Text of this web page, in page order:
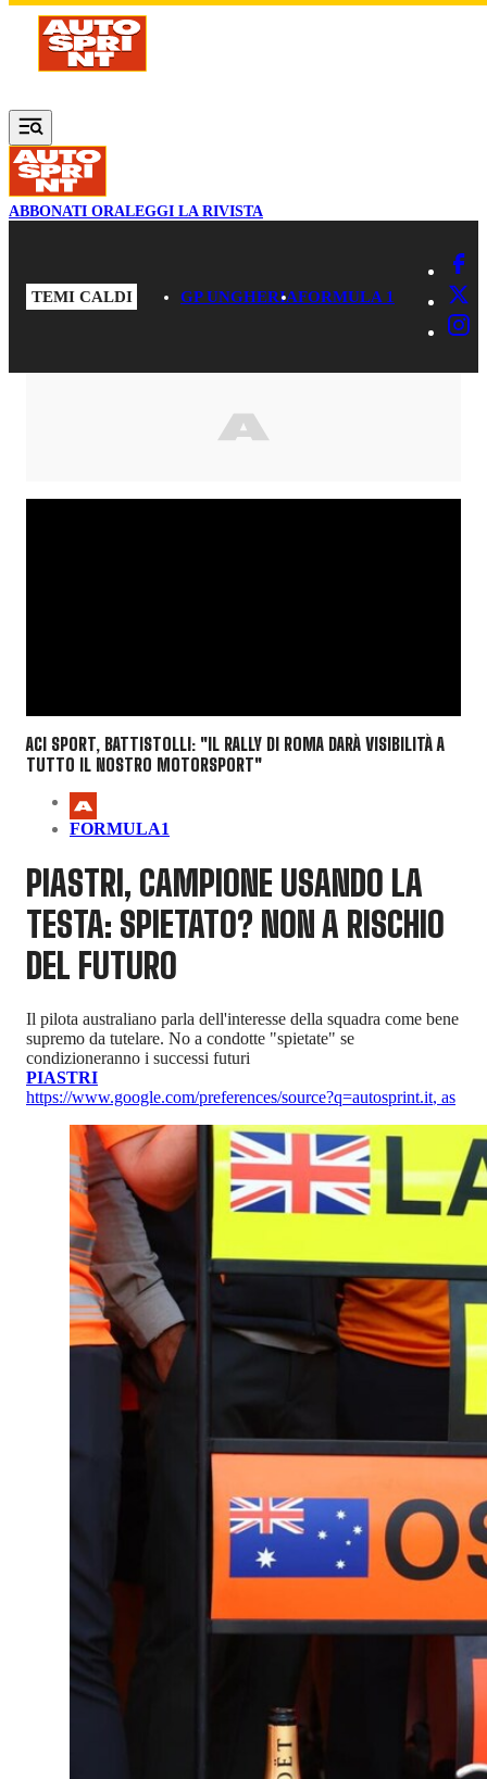
Vai al contenuto principale
ABBONATI ORALEGGI LA RIVISTA
TEMI CALDI GP UNGHERIAFORMULA 1
ACI SPORT, BATTISTOLLI: "IL RALLY DI ROMA DARÀ VISIBILITÀ A
TUTTO IL NOSTRO MOTORSPORT"
FORMULA1
PIASTRI, CAMPIONE USANDO LA
TESTA: SPIETATO? NON A RISCHIO
DEL FUTURO
Il pilota australiano parla dell'interesse della squadra come bene
supremo da tutelare. No a condotte "spietate" se
condizioneranno i successi futuri
PIASTRI
https://www.google.com/preferences/source?q=autosprint.it, as